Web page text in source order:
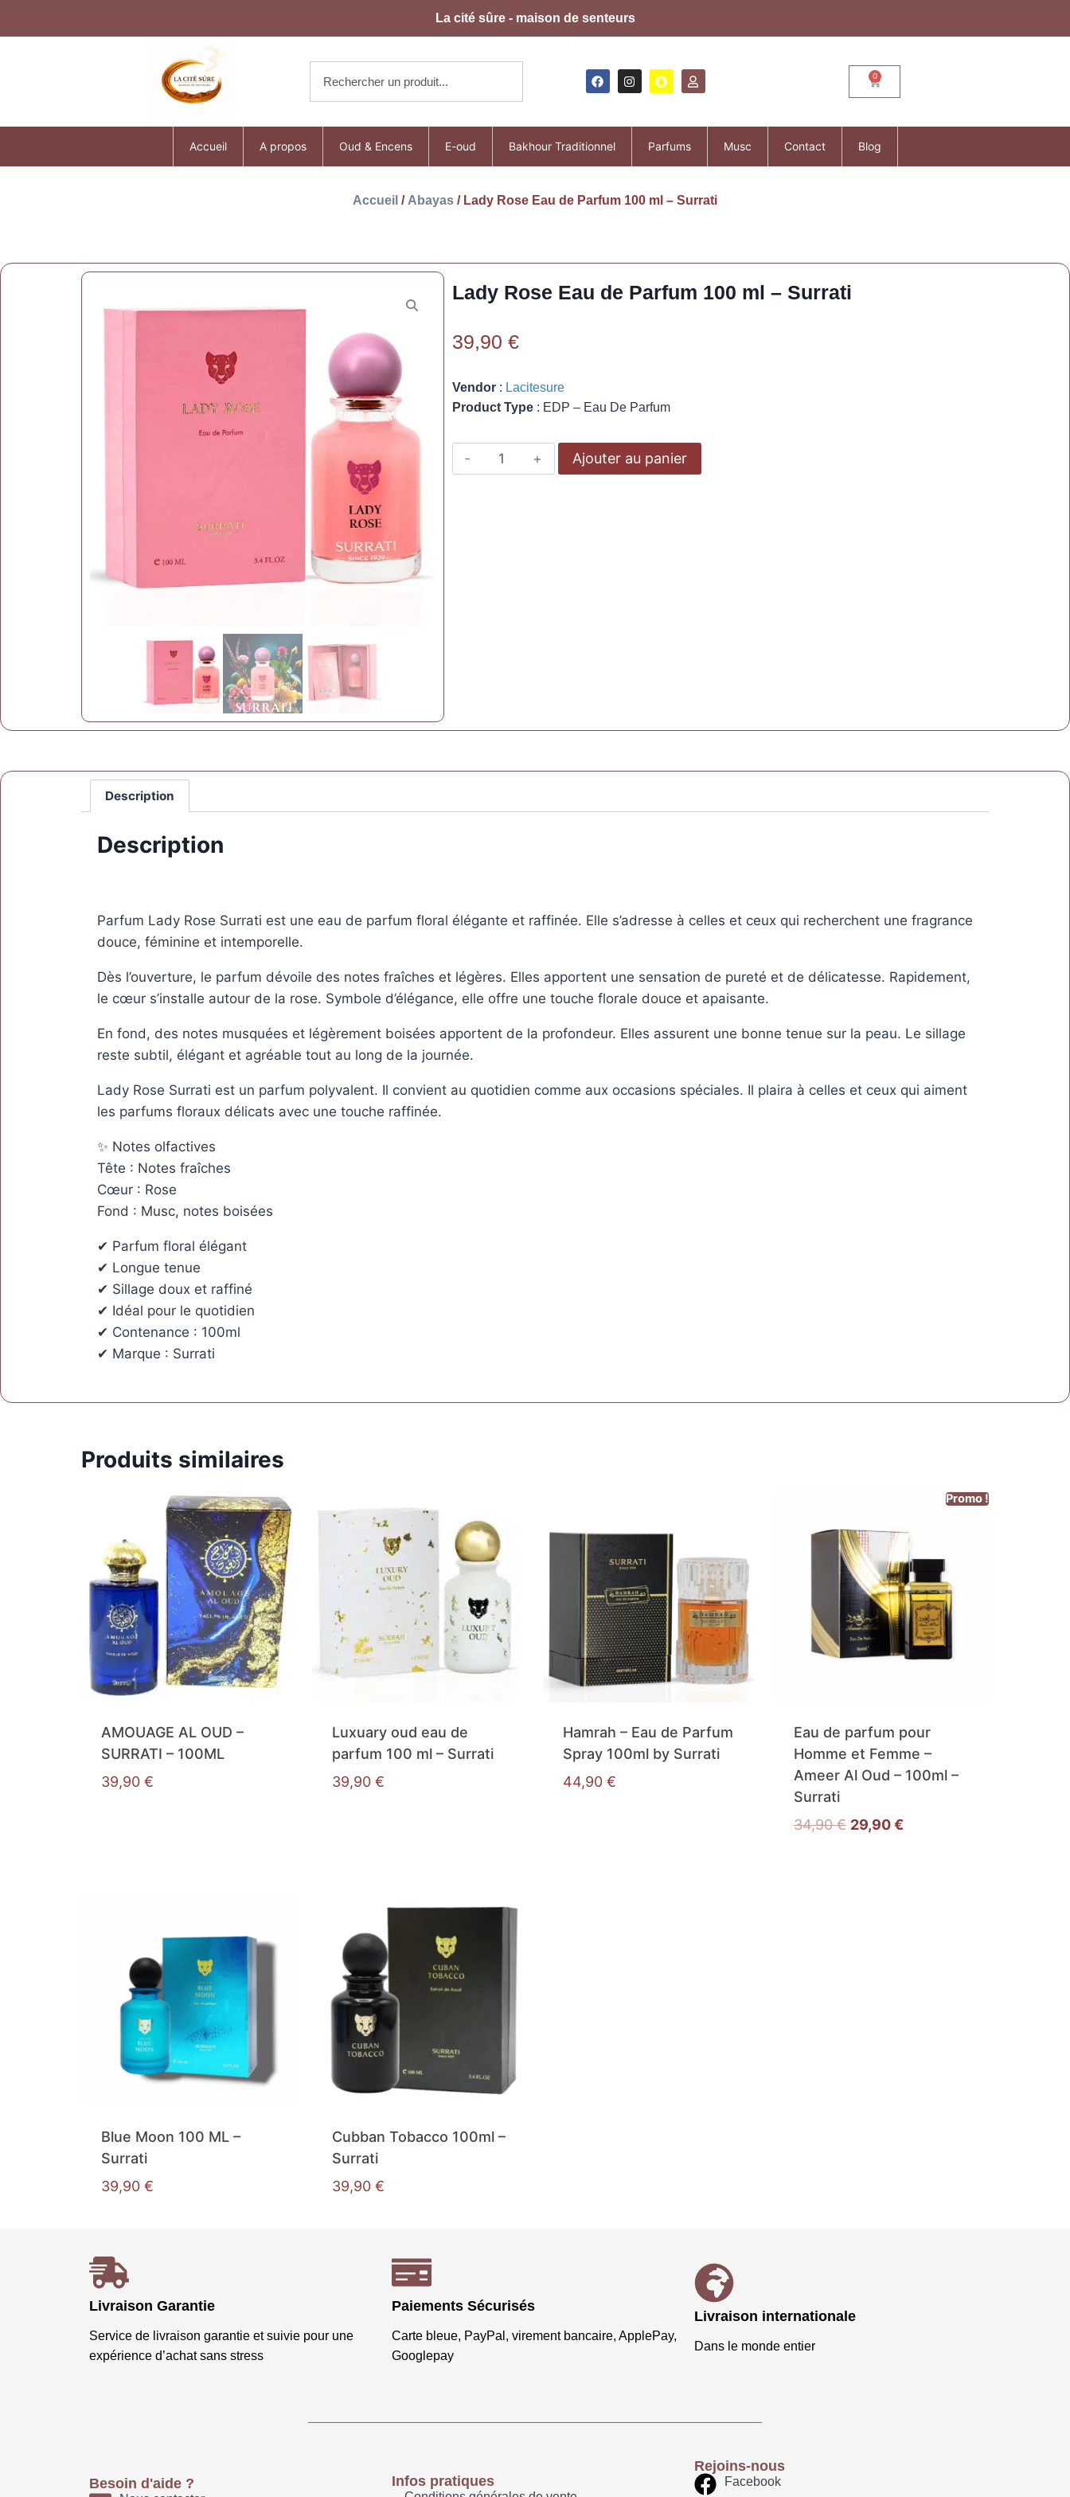
La cité sûre - maison de senteurs
0
Accueil A propos Oud & Encens E-oud Bakhour Traditionnel Parfums Musc Contact Blog
Accueil / Abayas / Lady Rose Eau de Parfum 100 ml – Surrati
Lady Rose Eau de Parfum 100 ml – Surrati
39,90 €
Vendor : Lacitesure
Product Type : EDP – Eau De Parfum
Ajouter au panier
Description
Description
Parfum Lady Rose Surrati est une eau de parfum floral élégante et raffinée. Elle s’adresse à celles et ceux qui recherchent une fragrance
douce, féminine et intemporelle.
Dès l’ouverture, le parfum dévoile des notes fraîches et légères. Elles apportent une sensation de pureté et de délicatesse. Rapidement,
le cœur s’installe autour de la rose. Symbole d’élégance, elle offre une touche florale douce et apaisante.
En fond, des notes musquées et légèrement boisées apportent de la profondeur. Elles assurent une bonne tenue sur la peau. Le sillage
reste subtil, élégant et agréable tout au long de la journée.
Lady Rose Surrati est un parfum polyvalent. Il convient au quotidien comme aux occasions spéciales. Il plaira à celles et ceux qui aiment
les parfums floraux délicats avec une touche raffinée.
✨ Notes olfactives
Tête : Notes fraîches
Cœur : Rose
Fond : Musc, notes boisées
✔ Parfum floral élégant
✔ Longue tenue
✔ Sillage doux et raffiné
✔ Idéal pour le quotidien
✔ Contenance : 100ml
✔ Marque : Surrati
Produits similaires
AMOUAGE AL OUD –
SURRATI – 100ML
39,90 €
Luxuary oud eau de
parfum 100 ml – Surrati
39,90 €
Hamrah – Eau de Parfum
Spray 100ml by Surrati
44,90 €
Promo !
Eau de parfum pour
Homme et Femme –
Ameer Al Oud – 100ml –
Surrati
34,90€ 29,90€
Blue Moon 100 ML –
Surrati
39,90 €
Cubban Tobacco 100ml –
Surrati
39,90 €
Livraison Garantie
Service de livraison garantie et suivie pour une
expérience d’achat sans stress
Paiements Sécurisés
Carte bleue, PayPal, virement bancaire, ApplePay,
Googlepay
Livraison internationale
Dans le monde entier
Besoin d'aide ? Infos pratiques
Rejoins-nous
Facebook